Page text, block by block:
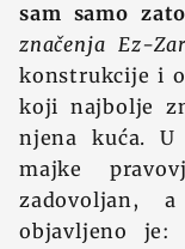
sam samo
značenja Ez-
konstrukcije i
koji najbolje
njena kuća.
majke
zadovoljan,
objavljeno je: